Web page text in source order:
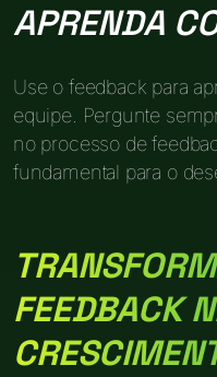
APRENDA
Use o feedback para
equipe. Pergunte
no processo de
fundamental para o
FEEDBACK